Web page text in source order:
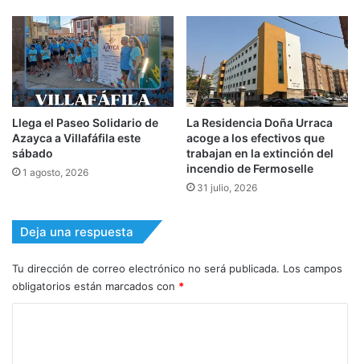
Llega el Paseo Solidario de
Azayca a Villafáfila este
sábado
1 agosto, 2026
La Residencia Doña Urraca
acoge a los efectivos que
trabajan en la extinción del
incendio de Fermoselle
31 julio, 2026
Deja una respuesta
Tu dirección de correo electrónico no será publicada. Los campos
obligatorios están marcados con *